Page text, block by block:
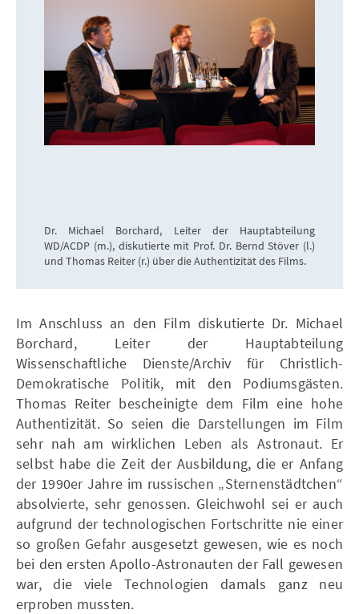
Dr. Michael Borchard, Leiter der Hauptabteilung
WD/ACDP (m.), diskutierte mit Prof. Dr. Bernd Stöver (l.)
und Thomas Reiter (r.) über die Authentizität des Films.
Im Anschluss an den Film diskutierte Dr. Michael
Borchard, Leiter der Hauptabteilung
Wissenschaftliche Dienste/Archiv für Christlich-
Demokratische Politik, mit den Podiumsgästen.
Thomas Reiter bescheinigte dem Film eine hohe
Authentizität. So seien die Darstellungen im Film
sehr nah am wirklichen Leben als Astronaut. Er
selbst habe die Zeit der Ausbildung, die er Anfang
der 1990er Jahre im russischen „Sternenstädtchen“
absolvierte, sehr genossen. Gleichwohl sei er auch
aufgrund der technologischen Fortschritte nie einer
so großen Gefahr ausgesetzt gewesen, wie es noch
bei den ersten Apollo-Astronauten der Fall gewesen
war, die viele Technologien damals ganz neu
erproben mussten.